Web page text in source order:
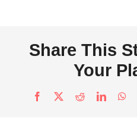
À Propos
Share This
Your
Facebook
X RedditLinkedIn